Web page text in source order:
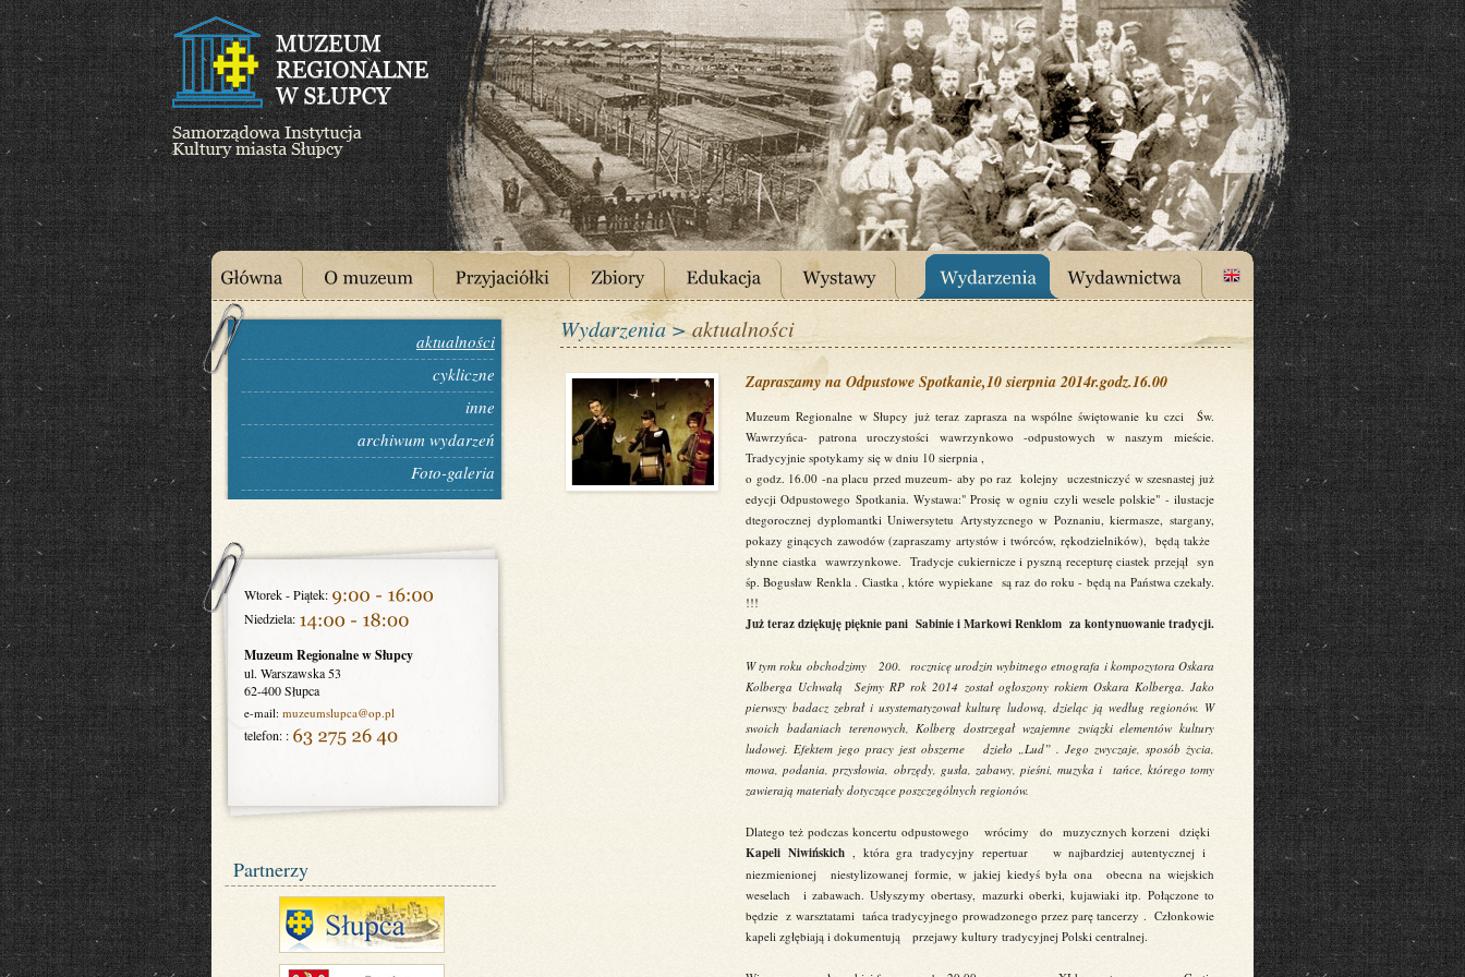
aktualności
cykliczne
inne
archiwum wydarzeń
Foto-galeria
Wtorek - Piątek:
Niedziela:
Muzeum Regionalne w Słupcy
ul. Warszawska 53
62-400 Słupca
e-mail: muzeumslupca@op.pl
telefon: :
Partnerzy
Wydarzenia >aktualności
Zapraszamy na Odpustowe Spotkanie,10 sierpnia 2014r.godz.16.00
Muzeum Regionalne w Słupcy już teraz zaprasza na wspólne świętowanie ku czci Św.
Wawrzyńca- patrona uroczystości wawrzynkowo -odpustowych w naszym mieście.
Tradycyjnie spotykamy się w dniu 10 sierpnia ,
o godz. 16.00 -na placu przed muzeum- aby po raz kolejny uczestniczyć w szesnastej już
edycji Odpustowego Spotkania. Wystawa:" Prosię w ogniu czyli wesele polskie" - ilustacje
dtegorocznej dyplomantki Uniwersytetu Artystyzcnego w Poznaniu, kiermasze, stargany,
pokazy ginących zawodów (zapraszamy artystów i twórców, rękodzielników), będą także
słynne ciastka wawrzynkowe. Tradycje cukiernicze i pyszną recepturę ciastek przejął syn
śp. Bogusław Renkla . Ciastka , które wypiekane są raz do roku - będą na Państwa czekały.
!!!
Już teraz dziękuję pięknie pani Sabinie i Markowi Renklom za kontynuowanie tradycji.
W tym roku obchodzimy 200. rocznicę urodzin wybitnego etnografa i kompozytora Oskara
Kolberga Uchwałą Sejmy RP rok 2014 został ogłoszony rokiem Oskara Kolberga. Jako
pierwszy badacz zebrał i usystematyzował kulturę ludową, dzieląc ją według regionów. W
swoich badaniach terenowych, Kolberg dostrzegał wzajemne związki elementów kultury
ludowej. Efektem jego pracy jest obszerne dzieło „Lud” . Jego zwyczaje, sposób życia,
mowa, podania, przysłowia, obrzędy, gusła, zabawy, pieśni, muzyka i tańce, którego tomy
zawierają materiały dotyczące poszczególnych regionów.
Dlatego też podczas koncertu odpustowego wrócimy do muzycznych korzeni dzięki
Kapeli Niwińskich , która gra tradycyjny repertuar w najbardziej autentycznej i
niezmienionej niestylizowanej formie, w jakiej kiedyś była ona obecna na wiejskich
weselach i zabawach. Usłyszymy obertasy, mazurki oberki, kujawiaki itp. Połączone to
będzie z warsztatami tańca tradycyjnego prowadzonego przez parę tancerzy . Członkowie
kapeli zgłębiają i dokumentują przejawy kultury tradycyjnej Polski centralnej.